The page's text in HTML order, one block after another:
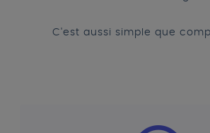
C'est aussi simple que